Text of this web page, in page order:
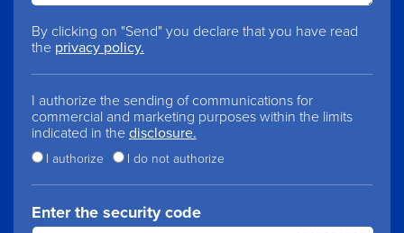
By clicking on "Send" you declare that you have read
the privacy policy.
I authorize the sending of communications for
commercial and marketing purposes within the limits
indicated in the disclosure.
I authorize I do not authorize
Enter the security code